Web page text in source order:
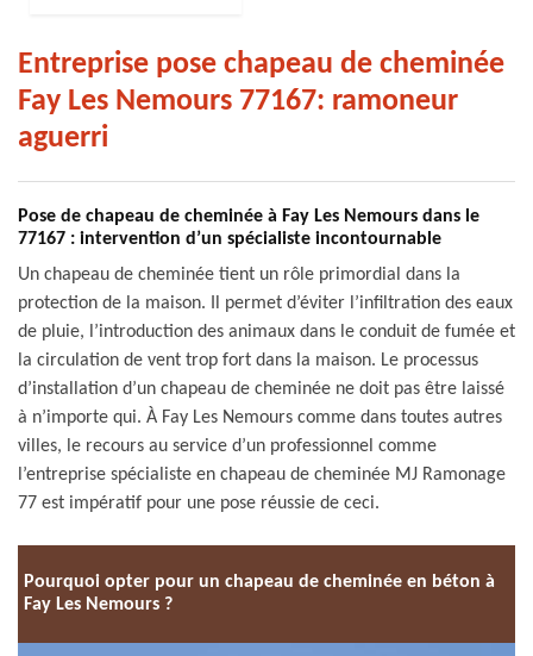
Entreprise pose chapeau de cheminée
Fay Les Nemours 77167: ramoneur
aguerri
Pose de chapeau de cheminée à Fay Les Nemours dans le
77167 : intervention d’un spécialiste incontournable
Un chapeau de cheminée tient un rôle primordial dans la
protection de la maison. Il permet d’éviter l’infiltration des eaux
de pluie, l’introduction des animaux dans le conduit de fumée et
la circulation de vent trop fort dans la maison. Le processus
d’installation d’un chapeau de cheminée ne doit pas être laissé
à n’importe qui. À Fay Les Nemours comme dans toutes autres
villes, le recours au service d’un professionnel comme
l’entreprise spécialiste en chapeau de cheminée MJ Ramonage
77 est impératif pour une pose réussie de ceci.
Pourquoi opter pour un chapeau de cheminée en béton à
Fay Les Nemours ?